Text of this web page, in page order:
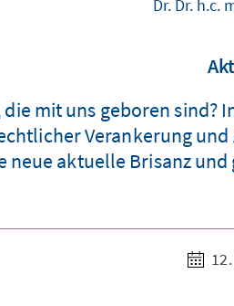
Dr. Dr. h.c.
die mit uns geboren
Verankerung
neue aktuelle Brisanz